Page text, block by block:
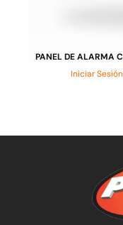
PANEL DE ALARMA
Iniciar Sesión